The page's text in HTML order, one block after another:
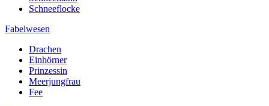
Schneeflocke
Fabelwesen
Drachen
Einhörner
Prinzessin
Meerjungfrau
Fee